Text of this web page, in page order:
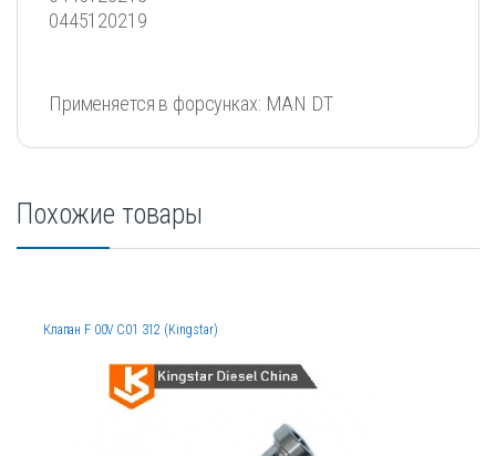
0445120219
Применяется в форсунках: MAN DT
Похожие товары
Клапан F 00V C01 312 (Kingstar)